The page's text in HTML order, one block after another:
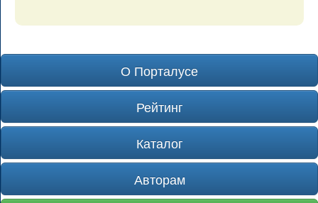
О Порталусе
Рейтинг
Каталог
Авторам